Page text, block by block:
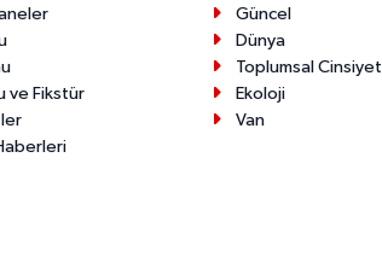
ve Fikstür
Güncel
Dünya
Toplumsal Cinsiyet
Ekoloji
Van